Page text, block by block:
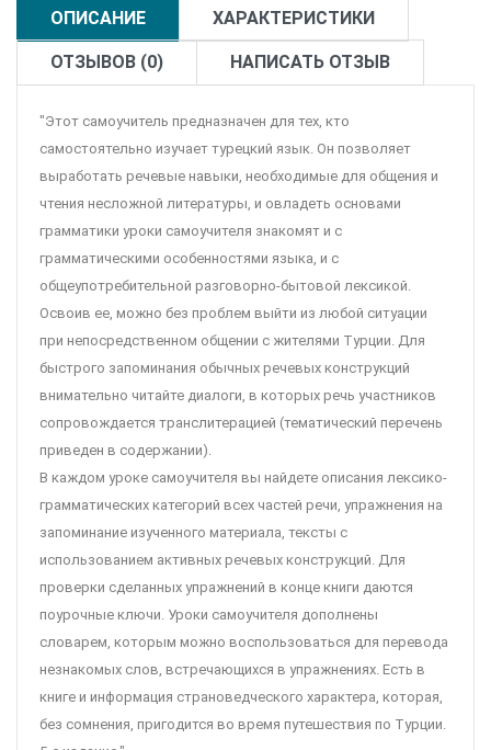
ОПИСАНИЕ ХАРАКТЕРИСТИКИ
ОТЗЫВОВ (0) НАПИСАТЬ ОТЗЫВ
"Этот самоучитель предназначен для тех, кто
самостоятельно изучает турецкий язык. Он позволяет
выработать речевые навыки, необходимые для общения и
чтения несложной литературы, и овладеть основами
грамматики уроки самоучителя знакомят и с
грамматическими особенностями языка, и с
общеупотребительной разговорно-бытовой лексикой.
Освоив ее, можно без проблем выйти из любой ситуации
при непосредственном общении с жителями Турции. Для
быстрого запоминания обычных речевых конструкций
внимательно читайте диалоги, в которых речь участников
сопровождается транслитерацией (тематический перечень
приведен в содержании).
В каждом уроке самоучителя вы найдете описания лексико-
грамматических категорий всех частей речи, упражнения на
запоминание изученного материала, тексты с
использованием активных речевых конструкций. Для
проверки сделанных упражнений в конце книги даются
поурочные ключи. Уроки самоучителя дополнены
словарем, которым можно воспользоваться для перевода
незнакомых слов, встречающихся в упражнениях. Есть в
книге и информация страноведческого характера, которая,
без сомнения, пригодится во время путешествия по Турции.